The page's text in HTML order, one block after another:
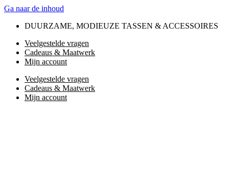
Ga naar de inhoud
DUURZAME, MODIEUZE TASSEN & ACCESSOIRES
Veelgestelde vragen
Cadeaus & Maatwerk
Mijn account
Veelgestelde vragen
Cadeaus & Maatwerk
Mijn account